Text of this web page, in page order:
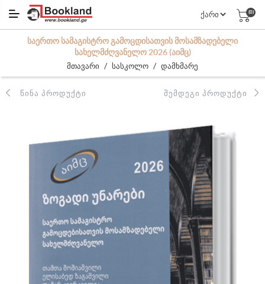
(0)
ᲡᲐᲔᲠᲗᲝ ᲡᲐᲛᲐᲒᲘᲡᲢᲠᲝ ᲒᲐᲛᲝᲪᲓᲘᲡᲐᲗᲕᲘᲡ ᲛᲝᲡᲐᲛᲖᲐᲓᲔᲑᲔᲚᲘ
ᲡᲐᲮᲔᲚᲛᲫᲦᲕᲐᲜᲔᲚᲝ 2026 (ᲐᲘᲛᲪ)
მთავარი / სასკოლო / დამხმარე
ᲬᲘᲜᲐ ᲞᲠᲝᲓᲣᲥᲢᲘ ᲨᲔᲛᲓᲔᲒᲘ ᲞᲠᲝᲓᲣᲥᲢᲘ